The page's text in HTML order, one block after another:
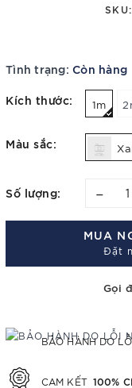
SKU:
Tình trạng: Còn hàng
Kích thước: 1m
Màu sắc:
Số lượng: –
MUA
Đặt
Gọi
BẢO HÀNH DO
CAM KẾT 100%